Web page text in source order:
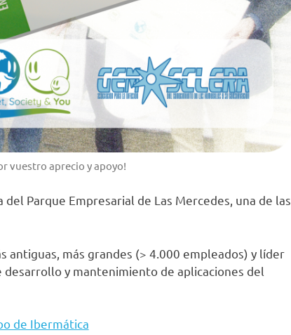
vuestro aprecio y apoyo!
Parque Empresarial de Las Mercedes, una de las
antiguas, más grandes (> 4.000 empleados) y líder
y mantenimiento de aplicaciones del